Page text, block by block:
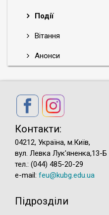
Події
Вітання
Анонси
Контакти:
04212, Україна, м.Київ,
вул. Левка Лук'яненка,13-Б
тел.: (044) 485-20-29
e-mail: feu@kubg.edu.ua
Підрозділи